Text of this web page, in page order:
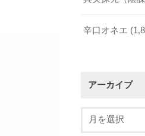
辛口オネエ
アーカイブ